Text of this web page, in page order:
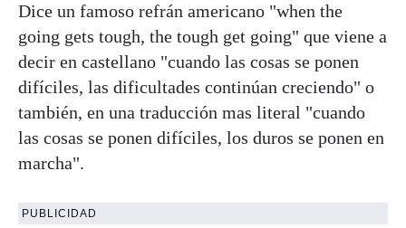
Dice un famoso refrán americano "when the
going gets tough, the tough get going" que viene a
decir en castellano "cuando las cosas se ponen
difíciles, las dificultades continúan creciendo" o
también, en una traducción mas literal "cuando
las cosas se ponen difíciles, los duros se ponen en
marcha".
PUBLICIDAD